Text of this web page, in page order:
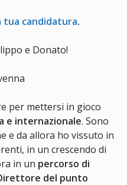
tua candidatura.
e Donato!
per mettersi in gioco
internazionale. Sono
e da allora ho vissuto in
in un crescendo di
in un percorso di
del punto